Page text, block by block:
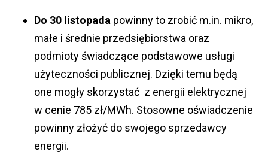
Do 30 listopada powinny to zrobić m.in. mikro,
małe i średnie przedsiębiorstwa oraz
podmioty świadczące podstawowe usługi
użyteczności publicznej. Dzięki temu będą
one mogły skorzystać z energii elektrycznej
w cenie 785 zł/MWh. Stosowne oświadczenie
powinny złożyć do swojego sprzedawcy
energii.